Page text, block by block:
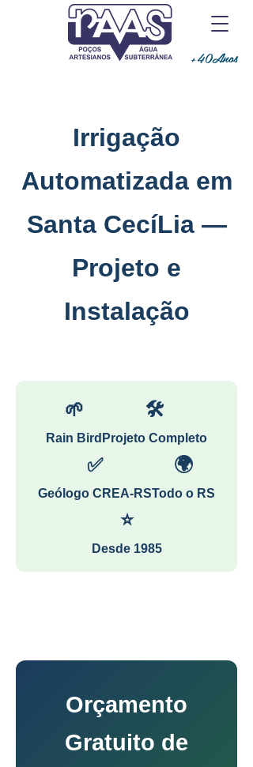
+40Anos
Irrigação
Automatizada em
Santa CecíLia —
Projeto e
Instalação
🌱
Rain Bird
🛠
Projeto Completo
✅
Geólogo CREA-RS
🌍
Todo o RS
⭐
Desde 1985
Orçamento
Gratuito de